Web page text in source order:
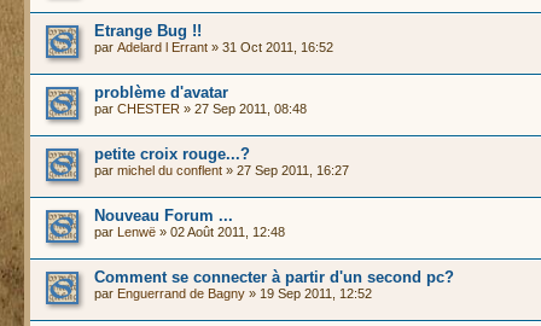
Etrange Bug !!
par Adelard l Errant » 31 Oct 2011, 16:52
problème d'avatar
par CHESTER » 27 Sep 2011, 08:48
petite croix rouge...?
par michel du conflent » 27 Sep 2011, 16:27
Nouveau Forum ...
par Lenwë » 02 Août 2011, 12:48
Comment se connecter à partir d'un second pc?
par Enguerrand de Bagny » 19 Sep 2011, 12:52